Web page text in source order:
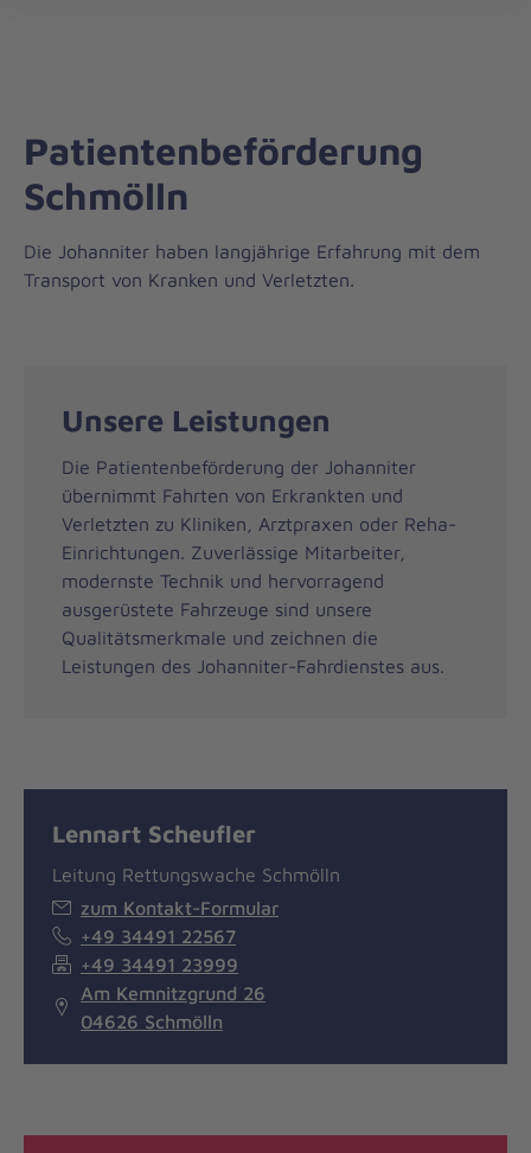
Patientenbeförderung
Schmölln
Die Johanniter haben langjährige Erfahrung mit dem
Transport von Kranken und Verletzten.
Unsere Leistungen
Die Patientenbeförderung der Johanniter
übernimmt Fahrten von Erkrankten und
Verletzten zu Kliniken, Arztpraxen oder Reha-
Einrichtungen. Zuverlässige Mitarbeiter,
modernste Technik und hervorragend
ausgerüstete Fahrzeuge sind unsere
Qualitätsmerkmale und zeichnen die
Leistungen des Johanniter-Fahrdienstes aus.
Lennart Scheufler
Leitung Rettungswache Schmölln
zum Kontakt-Formular
+49 34491 22567
+49 34491 23999
Am Kemnitzgrund 26
04626 Schmölln